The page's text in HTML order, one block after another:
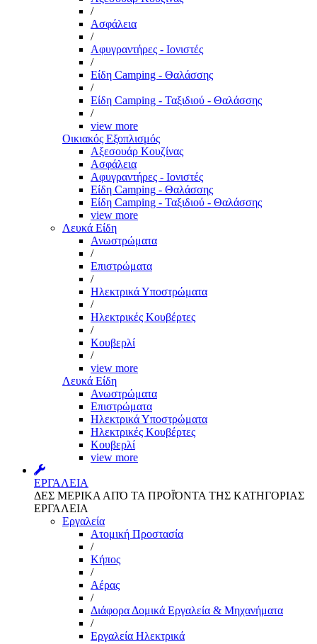
/
Ασφάλεια
/
Αφυγραντήρες - Ιονιστές
/
Είδη Camping - Θαλάσσης
/
Είδη Camping - Ταξιδιού - Θαλάσσης
/
view more
Οικιακός Εξοπλισμός
Αξεσουάρ Κουζίνας
Ασφάλεια
Αφυγραντήρες - Ιονιστές
Είδη Camping - Θαλάσσης
Είδη Camping - Ταξιδιού - Θαλάσσης
view more
Λευκά Είδη
Ανωστρώματα
/
Επιστρώματα
/
Ηλεκτρικά Υποστρώματα
/
Ηλεκτρικές Κουβέρτες
/
Κουβερλί
/
view more
Λευκά Είδη
Ανωστρώματα
Επιστρώματα
Ηλεκτρικά Υποστρώματα
Ηλεκτρικές Κουβέρτες
Κουβερλί
view more
ΕΡΓΑΛΕΙΑ
ΔΕΣ ΜΕΡΙΚΑ ΑΠΌ ΤΑ ΠΡΟΪΌΝΤΑ ΤΗΣ ΚΑΤΗΓΟΡΙΑΣ
ΕΡΓΑΛΕΙΑ
Εργαλεία
Aτομική Προστασία
/
Kήπος
/
Αέρας
/
Διάφορα Δομικά Εργαλεία & Μηχανήματα
/
Εργαλεία Ηλεκτρικά